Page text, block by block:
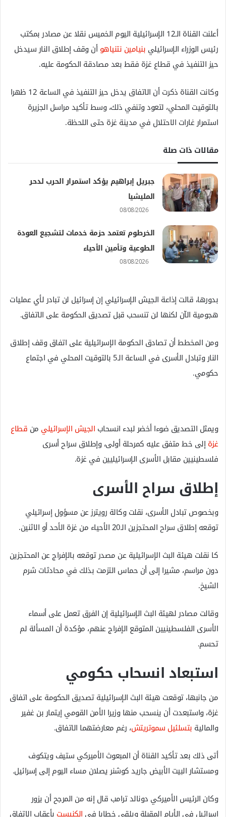
أعلنت القناة الـ12 الإسرائيلية اليوم الخميس نقلا عن مصادر بمكتب
رئيس الوزراء الإسرائيلي بنيامين نتنياهوأن وقف إطلاق النار سيدخل
حيز التنفيذ في قطاع غزة فقط بعد مصادقة الحكومة عليه.
وكانت القناة ذكرت أن الاتفاق يدخل حيز التنفيذ في الساعة 12 ظهرا
بالتوقيت المحلي، لتعود وتنفي ذلك، وسط تأكيد مراسل الجزيرة
استمرار غارات الاحتلال في مدينة غزة حتى اللحظة.
مقالات ذات صلة
جبريل إبراهيم يؤكد استمرار الحرب لدحر
المليشيا
08/08/2026
الخرطوم تعتمد حزمة خدمات لتشجيع العودة
الطوعية وتأمين الأحياء
08/08/2026
بدورها، قالت إذاعة الجيش الإسرائيلي إن إسرائيل لن تبادر لأي عمليات
هجومية الآن لكنها لن تنسحب قبل تصديق الحكومة على الاتفاق.
ومن المخطط أن تصادق الحكومة الإسرائيلية على اتفاق وقف إطلاق
النار وتبادل الأسرى في الساعة الـ5 بالتوقيت المحلي في اجتماع
حكومي.
ويمثل التصديق ضوءا أخضر لبدء انسحاب الجيش الإسرائيلي من قطاع
غزةإلى خط متفق عليه كمرحلة أولى، وإطلاق سراح أسرى
فلسطينيين مقابل الأسرى الإسرائيليين في غزة.
إطلاق سراح الأسرى
وبخصوص تبادل الأسرى، نقلت وكالة رويترز عن مسؤول إسرائيلي
توقعه إطلاق سراح المحتجزين الـ20 الأحياء من غزة الأحد أو الاثنين.
كا نقلت هيئة البث الإسرائيلية عن مصدر توقعه بالإفراج عن المحتجزين
دون مراسم، مشيرا إلى أن حماس التزمت بذلك في محادثات شرم
الشيخ.
وقالت مصادر لهيئة البث الإسرائيلية إن الفرق تعمل على أسماء
الأسرى الفلسطينيين المتوقع الإفراج عنهم، مؤكدة أن المسألة لم
تحسم.
استبعاد انسحاب حكومي
من جانبها، توقعت هيئة البث الإسرائيلية تصديق الحكومة على اتفاق
غزة، واستبعدت أن ينسحب منها وزيرا الأمن القومي إيتمار بن غفير
والمالية بتسلئيل سموتريتش، رغم معارضتهما الاتفاق.
أتى ذلك بعد تأكيد القناة أن المبعوث الأميركي ستيف ويتكوف
ومستشار البيت الأبيض جاريد كوشنر يصلان مساء اليوم إلى إسرائيل.
وكان الرئيس الأميركي دونالد ترامب قال إنه من المرجح أن يزور
إسرائيل في الأيام المقبلة ويلقي خطابا في الكنيست بأعقاب الاتفاق